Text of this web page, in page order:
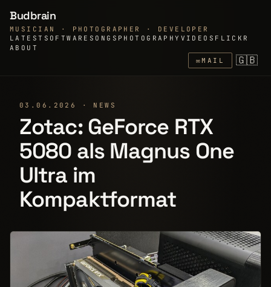
Budbrain
MUSICIAN · PHOTOGRAPHER · DEVELOPER
LATEST SOFTWARE SONGS PHOTOGRAPHY VIDEOS FLICKR
ABOUT
✉MAIL 🇬🇧
03.06.2026 · NEWS
Zotac: GeForce RTX
5080 als Magnus One
Ultra im
Kompaktformat